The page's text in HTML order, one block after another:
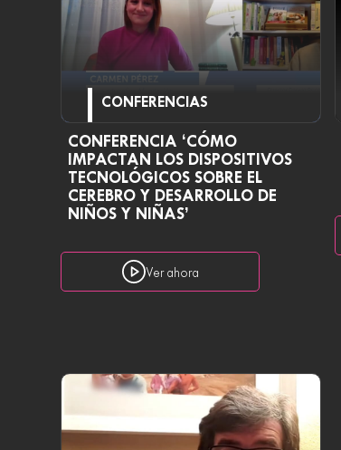
CONFERENCIAS
CONFERENCIA ‘CÓMO
IMPACTAN LOS DISPOSITIVOS
TECNOLÓGICOS SOBRE EL
CEREBRO Y DESARROLLO DE
NIÑOS Y NIÑAS’
Ver ahora